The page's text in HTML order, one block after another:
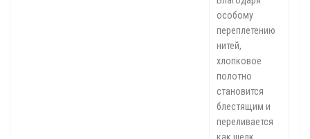
особому
переплетению
нитей,
хлопковое
полотно
становится
блестящим и
переливается